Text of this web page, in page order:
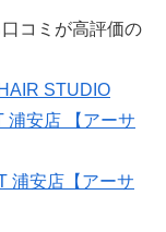
コミが高評価の
STUDIO
浦安店 【アーサ
浦安店【アーサ